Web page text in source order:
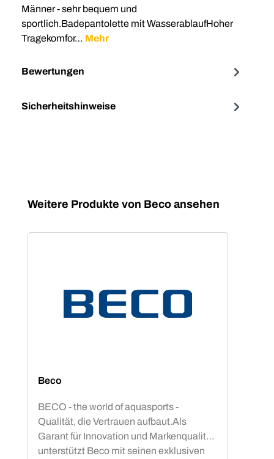
Männer - sehr bequem und
sportlich.Badepantolette mit WasserablaufHoher
Tragekomfor… Mehr
Bewertungen
Sicherheitshinweise
Produktgalerie überspringen
Weitere Produkte von Beco ansehen
Beco
BECO - the world of aquasports -
Qualität, die Vertrauen aufbaut.Als
Garant für Innovation und Markenqualität
unterstützt Beco mit seinen exklusiven